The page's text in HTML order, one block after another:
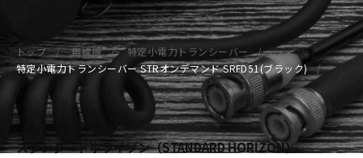
トップ 無線機
特定小電力トランシーバー
特定小電力トランシーバー STRオンデマンド SRFD51(ブラック)
スタンダードホライゾン（STANDARD HORIZON）